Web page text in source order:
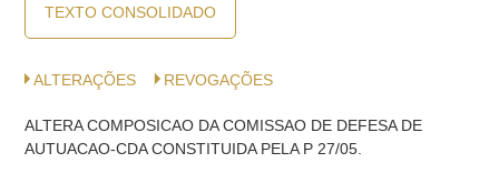
TEXTO CONSOLIDADO
ALTERAÇÕES REVOGAÇÕES
ALTERA COMPOSICAO DA COMISSAO DE DEFESA DE
AUTUACAO-CDA CONSTITUIDA PELA P 27/05.